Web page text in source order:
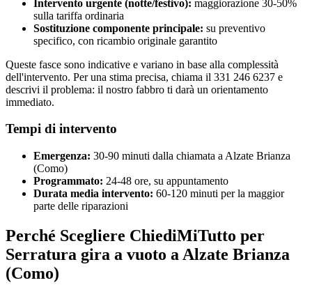
Intervento urgente (notte/festivo): maggiorazione 30-50%
sulla tariffa ordinaria
Sostituzione componente principale: su preventivo
specifico, con ricambio originale garantito
Queste fasce sono indicative e variano in base alla complessità
dell'intervento. Per una stima precisa, chiama il 331 246 6237 e
descrivi il problema: il nostro fabbro ti darà un orientamento
immediato.
Tempi di intervento
Emergenza: 30-90 minuti dalla chiamata a Alzate Brianza
(Como)
Programmato: 24-48 ore, su appuntamento
Durata media intervento: 60-120 minuti per la maggior
parte delle riparazioni
Perché Scegliere ChiediMiTutto per
Serratura gira a vuoto a Alzate Brianza
(Como)